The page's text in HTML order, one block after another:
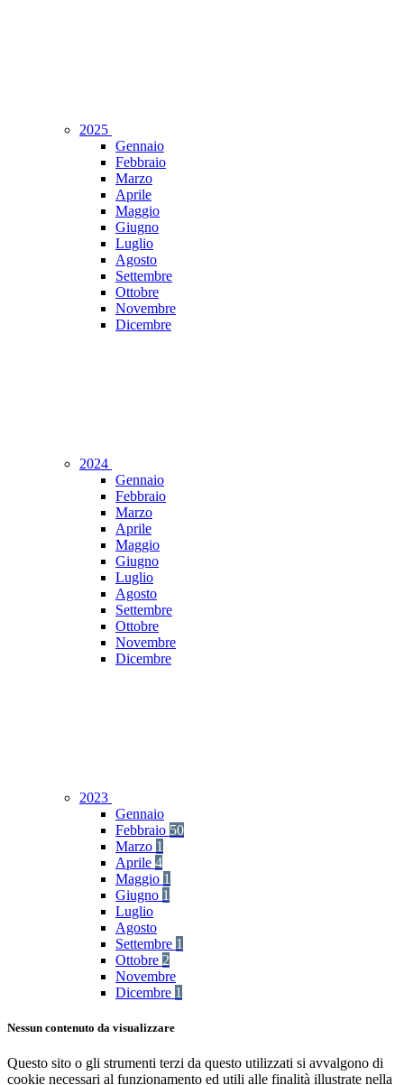
2025
Gennaio
Febbraio
Marzo
Aprile
Maggio
Giugno
Luglio
Agosto
Settembre
Ottobre
Novembre
Dicembre
2024
Gennaio
Febbraio
Marzo
Aprile
Maggio
Giugno
Luglio
Agosto
Settembre
Ottobre
Novembre
Dicembre
2023
Gennaio
Febbraio 50
Marzo 1
Aprile 4
Maggio 1
Giugno 1
Luglio
Agosto
Settembre 1
Ottobre 2
Novembre
Dicembre 1
Nessun contenuto da visualizzare
Questo sito o gli strumenti terzi da questo utilizzati si avvalgono di
cookie necessari al funzionamento ed utili alle finalità illustrate nella